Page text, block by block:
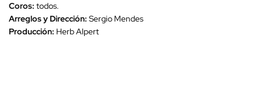
Coros: todos.
Arreglos y Dirección: Sergio Mendes
Producción: Herb Alpert